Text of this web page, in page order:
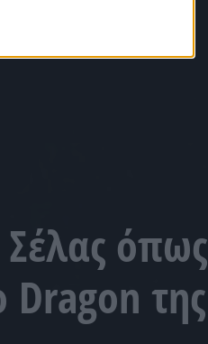
Σέλας όπως
της